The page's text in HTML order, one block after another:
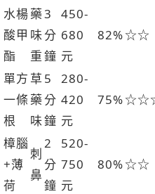
水楊
酸甲
酯
藥
味
重
3
分
鐘
450-
680
元
82%☆☆
單方
一條
根
草
藥
味
5
分
鐘
280-
420
元
75%
樟腦
+薄
荷
刺
鼻
2
分
鐘
520-
750
元
80%☆☆